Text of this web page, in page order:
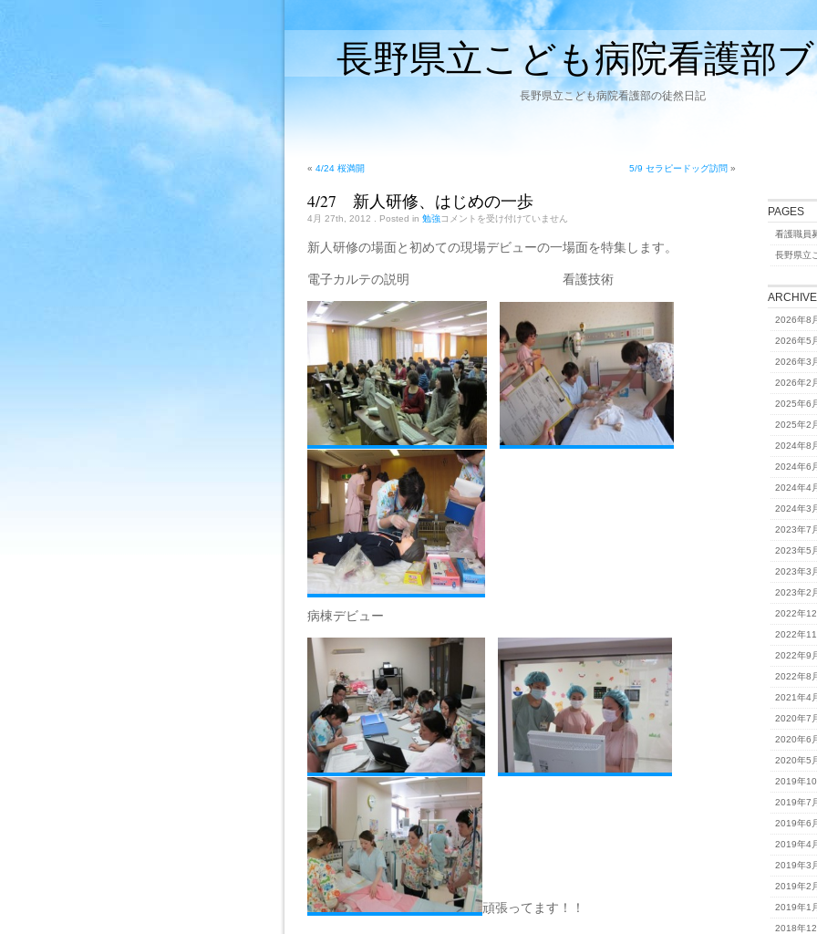
長野県立こども病院看護部
長野県立こども病院看護部の徒然日記
« 4/24 桜満開 5/9 セラピードッグ訪問 »
4/27 新人研修、はじめの一歩
4月 27th, 2012 . Posted in 勉強4/27
研
め
の
一
歩
は
コメントを受け付けていません
新人研修の場面と初めての現場デビューの一場面を特集します。
電子カルテの説明 看護技術
病棟デビュー
頑張ってます！！
PAGES
看護職員
長野県立
2026年8
2026年5
2026年3
2026年2
2025年6
2025年2
2024年8
2024年6
2024年4
2024年3
2023年7
2023年5
2023年3
2023年2
2022年12
2022年11
2022年9
2022年8
2021年4
2020年7
2020年6
2020年5
2019年10
2019年7
2019年6
2019年4
2019年3
2019年2
2019年1
2018年12